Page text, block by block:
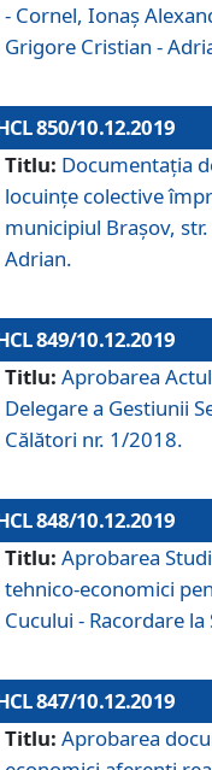
- Cornel, Ionaş
Grigore Cristian -
850/10.12.2019
Titlu: Documentaţia
locuințe colective
municipiul Braşov,
Adrian.
849/10.12.2019
Titlu: Aprobarea
Delegare a Gestiunii
Călători nr. 1/2018.
848/10.12.2019
Titlu: Aprobarea
tehnico-economici
Cucului - Racordare
847/10.12.2019
Titlu: Aprobarea